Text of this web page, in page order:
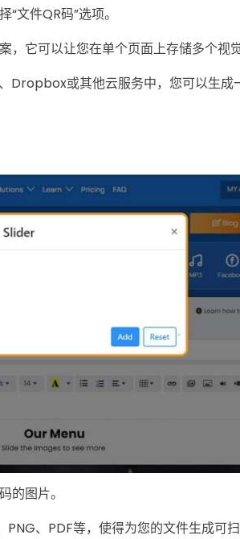
文件QR码”选项。
，它可以让您在单个页面上存储多个视
Dropbox或其他云服务中，您可以生成
的图片。
PNG、PDF等，使得为您的文件生成可